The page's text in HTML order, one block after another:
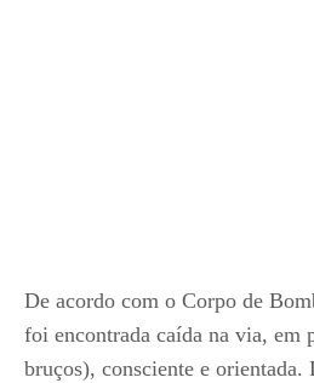
De acordo com o Corpo de
foi encontrada caída na via, em
bruços), consciente e orientada.